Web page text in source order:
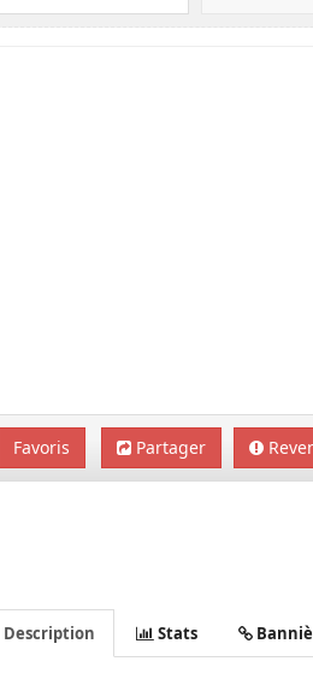
Favoris Partager
Description Stats